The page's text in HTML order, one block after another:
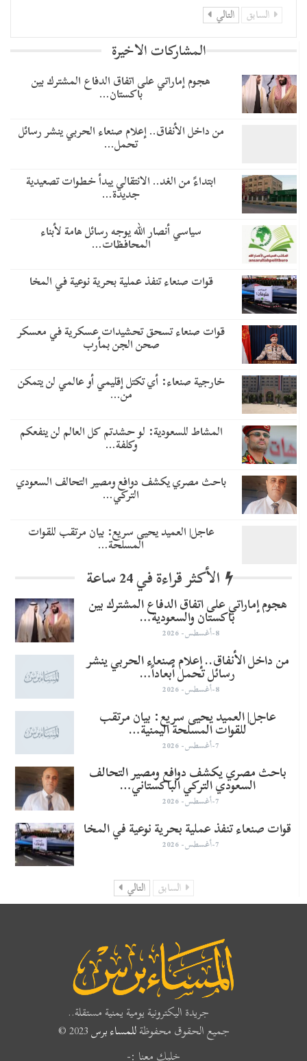
السابق التالي
المشاركات الاخيرة
هجوم إماراتي على اتفاق الدفاع المشترك بين
باكستان…
من داخل الأنفاق.. إعلام صنعاء الحربي ينشر رسائل
تحمل…
​ابتداءً من الغد.. الانتقالي يبدأ خطوات تصعيدية
جديدة…
سياسي أنصار الله يوجه رسائل هامة لأبناء
المحافظات…
قوات صنعاء تنفذ عملية بحرية نوعية في المخا
قوات صنعاء تسحق تحشيدات عسكرية في معسكر
صحن الجن بمأرب
خارجية صنعاء: أي تكتل إقليمي أو عالمي لن يتمكن
من…
المشاط للسعودية: لو حشدتم كل العالم لن ينفعكم
وكلفة…
باحث مصري يكشف دوافع ومصير التحالف السعودي
التركي…
عاجل| العميد يحيى سريع: بيان مرتقب للقوات
المسلحة…
الأكثر قراءة في 24 ساعة
هجوم إماراتي على اتفاق الدفاع المشترك بين
باكستان والسعودية…
8-أغسطس- 2026
من داخل الأنفاق.. إعلام صنعاء الحربي ينشر
رسائل تحمل أبعاداً…
8-أغسطس- 2026
عاجل| العميد يحيى سريع: بيان مرتقب
للقوات المسلحة اليمنية…
7-أغسطس- 2026
باحث مصري يكشف دوافع ومصير التحالف
السعودي التركي الباكستاني…
7-أغسطس- 2026
قوات صنعاء تنفذ عملية بحرية نوعية في المخا
7-أغسطس- 2026
السابق التالي
جريدة اليكترونية يومية يمنية مستقلة..
جميع الحقوق محفوظةللمساء برس
خليك معنا :-